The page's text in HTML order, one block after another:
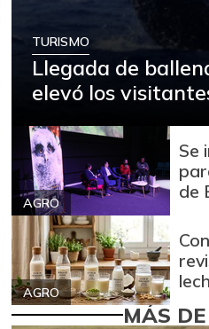
TURISMO
Llegada de
elevó los
AGRO
Se
de
AGRO
MÁS